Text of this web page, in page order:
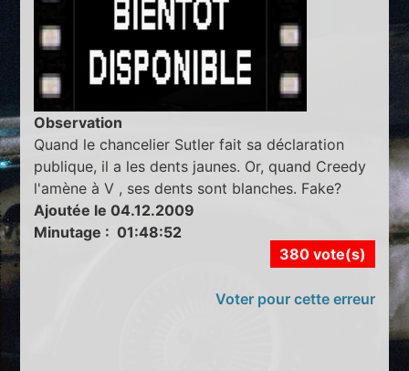
Observation
Quand le chancelier Sutler fait sa déclaration
publique, il a les dents jaunes. Or, quand Creedy
l'amène à V , ses dents sont blanches. Fake?
Ajoutée le 04.12.2009
Minutage : 01:48:52
380 vote(s)
Voter pour cette erreur